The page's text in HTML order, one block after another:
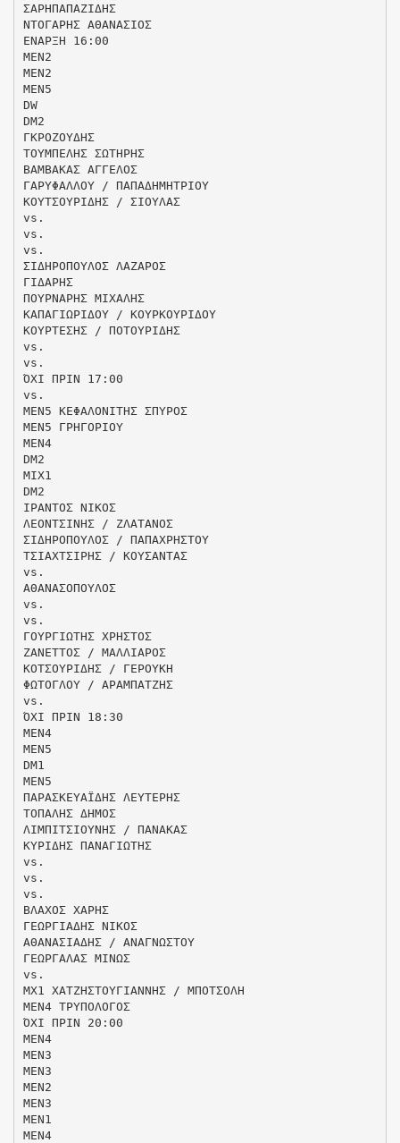
ΣΑΡΗΠΑΠΑΖΙΔΗΣ
ΝΤΟΓΑΡΗΣ ΑΘΑΝΑΣΙΟΣ
ΕΝΑΡΞΗ 16:00
ΜΕΝ2
ΜΕΝ2
ΜΕΝ5
DW
DM2
ΓΚΡΟΖΟΥΔΗΣ
ΤΟΥΜΠΕΛΗΣ ΣΩΤΗΡΗΣ
ΒΑΜΒΑΚΑΣ ΑΓΓΕΛΟΣ
ΓΑΡΥΦΑΛΛΟΥ / ΠΑΠΑΔΗΜΗΤΡΙΟΥ
ΚΟΥΤΣΟΥΡΙΔΗΣ / ΣΙΟΥΛΑΣ
vs.
vs.
vs.
ΣΙΔΗΡΟΠΟΥΛΟΣ ΛΑΖΑΡΟΣ
ΓΙΔΑΡΗΣ
ΠΟΥΡΝΑΡΗΣ ΜΙΧΑΛΗΣ
ΚΑΠΑΓΙΩΡΙΔΟΥ / ΚΟΥΡΚΟΥΡΙΔΟΥ
ΚΟΥΡΤΕΣΗΣ / ΠΟΤΟΥΡΙΔΗΣ
vs.
vs.
ΌΧΙ ΠΡΙΝ 17:00
vs.
ΜΕΝ5 ΚΕΦΑΛΟΝΙΤΗΣ ΣΠΥΡΟΣ
ΜΕΝ5 ΓΡΗΓΟΡΙΟΥ
ΜΕΝ4
DM2
ΜΙΧ1
DM2
ΙΡΑΝΤΟΣ ΝΙΚΟΣ
ΛΕΟΝΤΣΙΝΗΣ / ΖΛΑΤΑΝΟΣ
ΣΙΔΗΡΟΠΟΥΛΟΣ / ΠΑΠΑΧΡΗΣΤΟΥ
ΤΣΙΑΧΤΣΙΡΗΣ / ΚΟΥΣΑΝΤΑΣ
vs.
ΑΘΑΝΑΣΟΠΟΥΛΟΣ
vs.
vs.
ΓΟΥΡΓΙΩΤΗΣ ΧΡΗΣΤΟΣ
ΖΑΝΕΤΤΟΣ / ΜΑΛΛΙΑΡΟΣ
ΚΟΤΣΟΥΡΙΔΗΣ / ΓΕΡΟΥΚΗ
ΦΩΤΟΓΛΟΥ / ΑΡΑΜΠΑΤΖΗΣ
vs.
ΌΧΙ ΠΡΙΝ 18:30
ΜΕΝ4
ΜΕΝ5
DM1
ΜΕΝ5
ΠΑΡΑΣΚΕΥΑΪΔΗΣ ΛΕΥΤΕΡΗΣ
ΤΟΠΑΛΗΣ ΔΗΜΟΣ
ΛΙΜΠΙΤΣΙΟΥΝΗΣ / ΠΑΝΑΚΑΣ
ΚΥΡΙΔΗΣ ΠΑΝΑΓΙΩΤΗΣ
vs.
vs.
vs.
ΒΛΑΧΟΣ ΧΑΡΗΣ
ΓΕΩΡΓΙΑΔΗΣ ΝΙΚΟΣ
ΑΘΑΝΑΣΙΑΔΗΣ / ΑΝΑΓΝΩΣΤΟΥ
ΓΕΩΡΓΑΛΑΣ ΜΙΝΩΣ
vs.
ΜΧ1 ΧΑΤΖΗΣΤΟΥΓΙΑΝΝΗΣ / ΜΠΟΤΣΟΛΗ
ΜΕΝ4 ΤΡΥΠΟΛΟΓΟΣ
ΌΧΙ ΠΡΙΝ 20:00
ΜΕΝ4
ΜΕΝ3
ΜΕΝ3
ΜΕΝ2
ΜΕΝ3
ΜΕΝ1
ΜΕΝ4